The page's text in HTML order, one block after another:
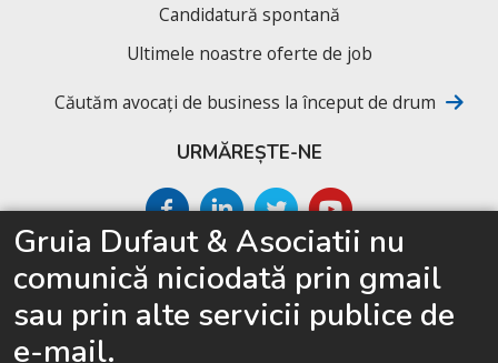
SITEMAP
Acasă
Candidatură spontană
Ultimele noastre oferte de job
Căutăm avocați de business la început de drum
URMĂREȘTE-NE
Gruia Dufaut & Asociatii nu
comunică niciodată prin gmail
sau prin alte servicii publice de
e-mail.